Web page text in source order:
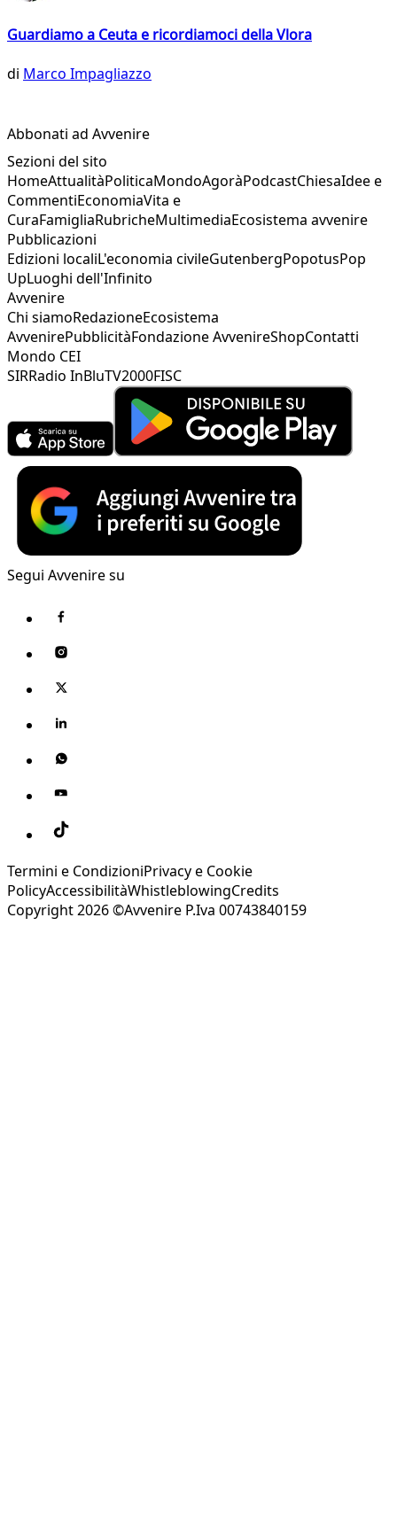
Guardiamo a Ceuta e ricordiamoci della Vlora
di Marco Impagliazzo
Abbonati ad Avvenire
Sezioni del sito
HomeAttualitàPoliticaMondoAgoràPodcastChiesaIdee e
CommentiEconomiaVita e
CuraFamigliaRubricheMultimediaEcosistema avvenire
Pubblicazioni
Edizioni localiL'economia civileGutenbergPopotusPop
UpLuoghi dell'Infinito
Avvenire
Chi siamoRedazioneEcosistema
AvvenirePubblicitàFondazione AvvenireShopContatti
Mondo CEI
SIRRadio InBluTV2000FISC
Segui Avvenire su
Termini e CondizioniPrivacy e Cookie
PolicyAccessibilitàWhistleblowingCredits
Copyright 2026 ©Avvenire P.Iva 00743840159